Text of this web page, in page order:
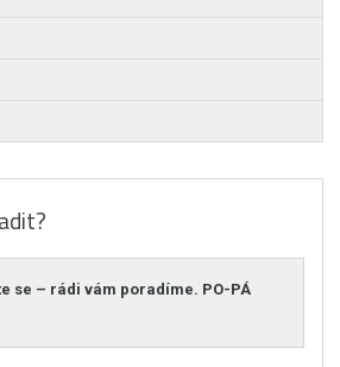
se – rádi vám poradíme. PO-PÁ